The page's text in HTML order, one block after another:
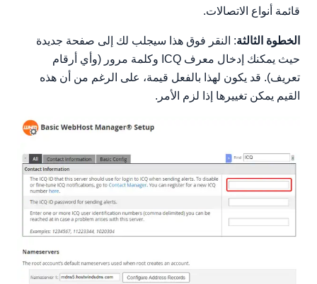
قائمة أنواع الاتصالات.
الخطوة الثالثة: النقر فوق هذا سيجلب لك إلى صفحة جديدة
حيث يمكنك إدخال معرف ICQ وكلمة مرور (وأي أرقام
تعريف). قد يكون لهذا بالفعل قيمة، على الرغم من أن هذه
القيم يمكن تغييرها إذا لزم الأمر.